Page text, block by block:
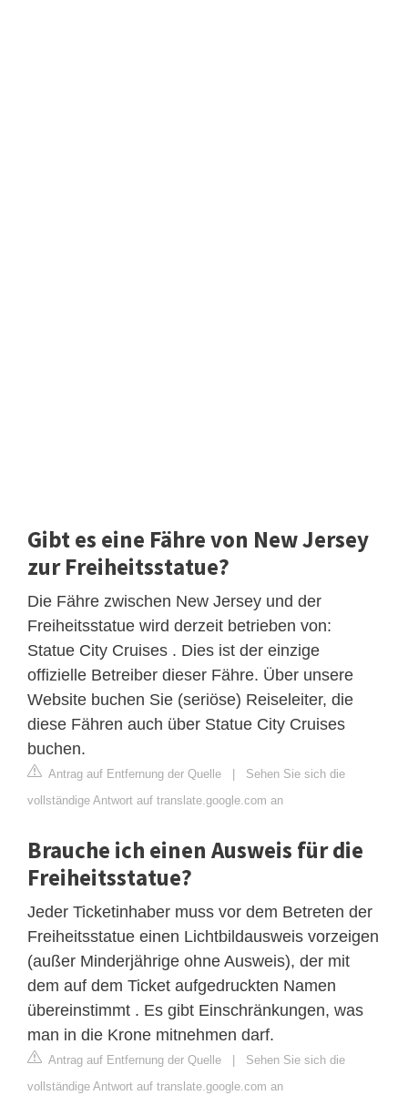
Gibt es eine Fähre von New Jersey
zur Freiheitsstatue?
Die Fähre zwischen New Jersey und der
Freiheitsstatue wird derzeit betrieben von:
Statue City Cruises . Dies ist der einzige
offizielle Betreiber dieser Fähre. Über unsere
Website buchen Sie (seriöse) Reiseleiter, die
diese Fähren auch über Statue City Cruises
buchen.
Antrag auf Entfernung der Quelle | Sehen Sie sich die
vollständige Antwort auf translate.google.com an
Brauche ich einen Ausweis für die
Freiheitsstatue?
Jeder Ticketinhaber muss vor dem Betreten der
Freiheitsstatue einen Lichtbildausweis vorzeigen
(außer Minderjährige ohne Ausweis), der mit
dem auf dem Ticket aufgedruckten Namen
übereinstimmt . Es gibt Einschränkungen, was
man in die Krone mitnehmen darf.
Antrag auf Entfernung der Quelle | Sehen Sie sich die
vollständige Antwort auf translate.google.com an